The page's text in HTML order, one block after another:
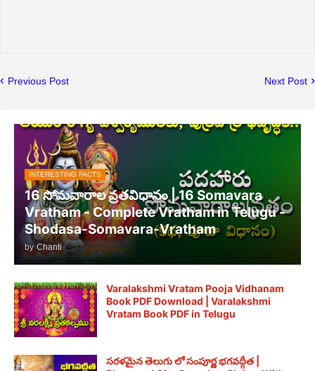
Previous Post Next Post
INTERESTING FACTS
16 సోమవారాల వ్రతవిధానం | 16 Somavara
Vratham - Complete Vratham in Telugu -
Shodasa-Somavara-Vratham
by Chanti
Varalakshmi Vratam Pooja Vidhanam
Book PDF Download | Varalakshmi
Vratam Book PDF in Telugu
సరళమైన తెలుగు లో సంపూర్ణ భగవద్గీత |